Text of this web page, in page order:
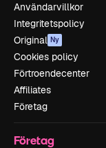
Användarvillkor
Integritetspolicy
Original Ny
Cookies policy
Förtroendecenter
Affiliates
Företag
Företag